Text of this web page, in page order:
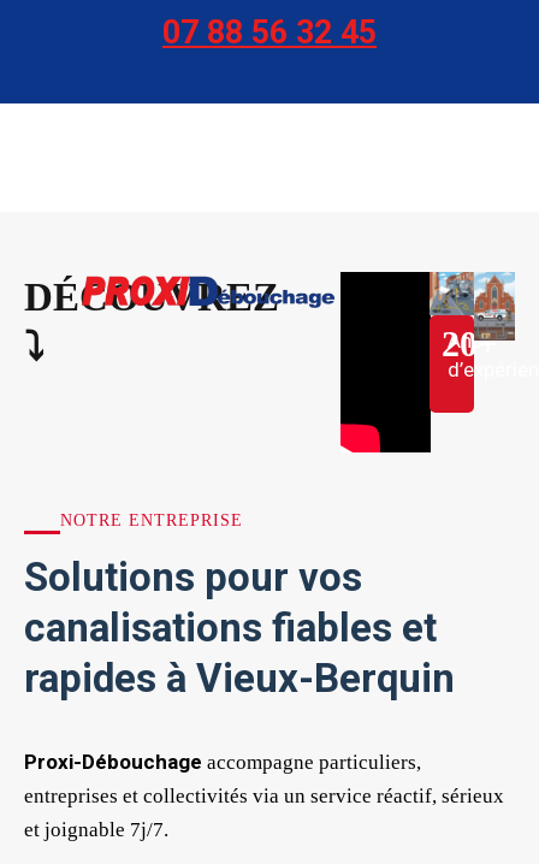
07 88 56 32 45
DÉCOUVREZ
⤵︎
20+
Ans
NOTRE ENTREPRISE
Solutions pour vos
canalisations fiables et
rapides à Vieux-Berquin
Proxi-Débouchage accompagne particuliers,
entreprises et collectivités via un service réactif, sérieux
et joignable 7j/7.